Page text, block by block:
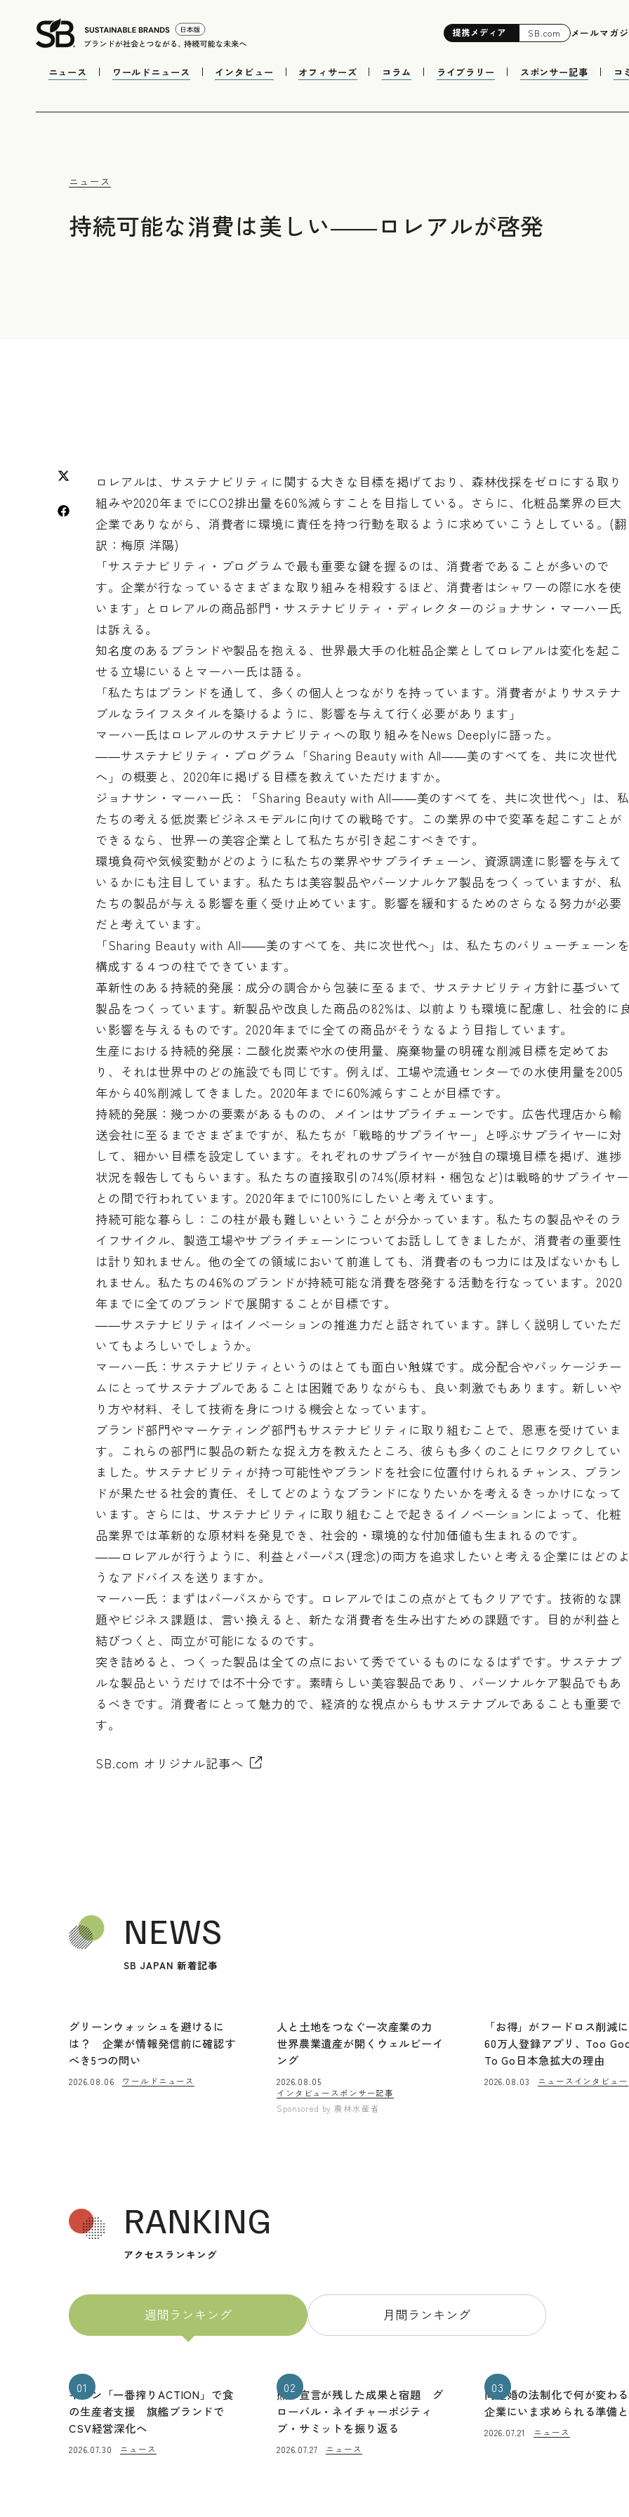
提携メディア SB.com メールマガ
ニュース ワールドニュース インタビュー オフィサーズ コラム ライブラリー スポンサー記事 コ
ニュース
持続可能な消費は美しい――ロレアルが啓発
ロレアルは、サステナビリティに関する大きな目標を掲げており、森林伐採をゼロにする取り
組みや2020年までにCO2排出量を60%減らすことを目指している。さらに、化粧品業界の巨大
企業でありながら、消費者に環境に責任を持つ行動を取るように求めていこうとしている。(翻
訳：梅原 洋陽)
「サステナビリティ・プログラムで最も重要な鍵を握るのは、消費者であることが多いので
す。企業が行なっているさまざまな取り組みを相殺するほど、消費者はシャワーの際に水を使
います」とロレアルの商品部門・サステナビリティ・ディレクターのジョナサン・マーハー氏
は訴える。
知名度のあるブランドや製品を抱える、世界最大手の化粧品企業としてロレアルは変化を起こ
せる立場にいるとマーハー氏は語る。
「私たちはブランドを通して、多くの個人とつながりを持っています。消費者がよりサステナ
ブルなライフスタイルを築けるように、影響を与えて行く必要があります」
マーハー氏はロレアルのサステナビリティへの取り組みをNews Deeplyに語った。
――サステナビリティ・プログラム「Sharing Beauty with All――美のすべてを、共に次世代
へ」の概要と、2020年に掲げる目標を教えていただけますか。
ジョナサン・マーハー氏：「Sharing Beauty with All――美のすべてを、共に次世代へ」は、
たちの考える低炭素ビジネスモデルに向けての戦略です。この業界の中で変革を起こすことが
できるなら、世界一の美容企業として私たちが引き起こすべきです。
環境負荷や気候変動がどのように私たちの業界やサプライチェーン、資源調達に影響を与えて
いるかにも注目しています。私たちは美容製品やパーソナルケア製品をつくっていますが、私
たちの製品が与える影響を重く受け止めています。影響を緩和するためのさらなる努力が必要
だと考えています。
「Sharing Beauty with All――美のすべてを、共に次世代へ」は、私たちのバリューチェーン
構成する４つの柱でできています。
革新性のある持続的発展：成分の調合から包装に至るまで、サステナビリティ方針に基づいて
製品をつくっています。新製品や改良した商品の82%は、以前よりも環境に配慮し、社会的に
い影響を与えるものです。2020年までに全ての商品がそうなるよう目指しています。
生産における持続的発展：二酸化炭素や水の使用量、廃棄物量の明確な削減目標を定めてお
り、それは世界中のどの施設でも同じです。例えば、工場や流通センターでの水使用量を2005
年から40%削減してきました。2020年までに60%減らすことが目標です。
持続的発展：幾つかの要素があるものの、メインはサプライチェーンです。広告代理店から輸
送会社に至るまでさまざまですが、私たちが「戦略的サプライヤー」と呼ぶサプライヤーに対
して、細かい目標を設定しています。それぞれのサプライヤーが独自の環境目標を掲げ、進捗
状況を報告してもらいます。私たちの直接取引の74%(原材料・梱包など)は戦略的サプライヤー
との間で行われています。2020年までに100%にしたいと考えています。
持続可能な暮らし：この柱が最も難しいということが分かっています。私たちの製品やそのラ
イフサイクル、製造工場やサプライチェーンについてお話ししてきましたが、消費者の重要性
は計り知れません。他の全ての領域において前進しても、消費者のもつ力には及ばないかもし
れません。私たちの46%のブランドが持続可能な消費を啓発する活動を行なっています。2020
年までに全てのブランドで展開することが目標です。
――サステナビリティはイノベーションの推進力だと話されています。詳しく説明していただ
いてもよろしいでしょうか。
マーハー氏：サステナビリティというのはとても面白い触媒です。成分配合やパッケージチー
ムにとってサステナブルであることは困難でありながらも、良い刺激でもあります。新しいや
り方や材料、そして技術を身につける機会となっています。
ブランド部門やマーケティング部門もサステナビリティに取り組むことで、恩恵を受けていま
す。これらの部門に製品の新たな捉え方を教えたところ、彼らも多くのことにワクワクしてい
ました。サステナビリティが持つ可能性やブランドを社会に位置付けられるチャンス、ブラン
ドが果たせる社会的責任、そしてどのようなブランドになりたいかを考えるきっかけになって
います。さらには、サステナビリティに取り組むことで起きるイノベーションによって、化粧
品業界では革新的な原材料を発見でき、社会的・環境的な付加価値も生まれるのです。
――ロレアルが行うように、利益とパーパス(理念)の両方を追求したいと考える企業にはどの
うなアドバイスを送りますか。
マーハー氏：まずはパーパスからです。ロレアルではこの点がとてもクリアです。技術的な課
題やビジネス課題は、言い換えると、新たな消費者を生み出すための課題です。目的が利益と
結びつくと、両立が可能になるのです。
突き詰めると、つくった製品は全ての点において秀でているものになるはずです。サステナブ
ルな製品というだけでは不十分です。素晴らしい美容製品であり、パーソナルケア製品でもあ
るべきです。消費者にとって魅力的で、経済的な視点からもサステナブルであることも重要で
す。
SB.com オリジナル記事へ
NEWS
SB JAPAN 新着記事
グリーンウォッシュを避けるに
は？ 企業が情報発信前に確認す
べき5つの問い
2026.08.06 ワールドニュース
人と土地をつなぐ一次産業の力
世界農業遺産が開くウェルビーイ
ング
2026.08.05
インタビュースポンサー記事
Sponsored by 農林水産省
「お得」がフードロス削
60万人登録アプリ、Too
To Go日本急拡大の理由
2026.08.03 ニュース インタビュー
RANKING
アクセスランキング
週間ランキング 月間ランキング
01
キリン「一番搾りACTION」で食
の生産者支援 旗艦ブランドで
CSV経営深化へ
2026.07.30 ニュース
02
熊本宣言が残した成果と宿題 グ
ローバル・ネイチャーポジティ
ブ・サミットを振り返る
2026.07.27 ニュース
03
同性婚の法制化で何が変わ
企業にいま求められる準備
2026.07.21 ニュース